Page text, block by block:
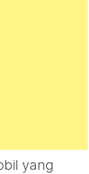
yang